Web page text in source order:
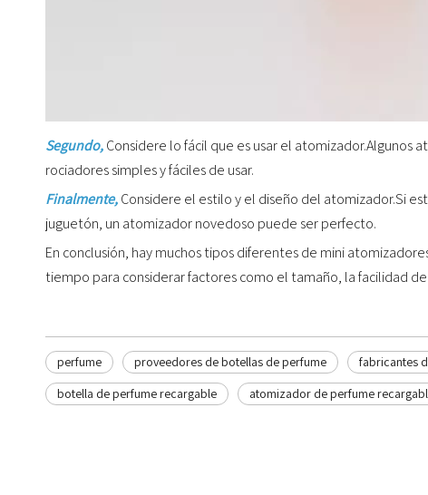
Segundo,Considere lo fácil que es usar el
rociadores simples y fáciles de usar.
Finalmente,Considere el estilo y el diseño del atomizador.Si
juguetón, un atomizador novedoso puede ser perfecto.
En conclusión, hay muchos tipos diferentes de mini
tiempo para considerar factores como el tamaño, la facilidad
perfume proveedores de botellas de perfume fabricantes
botella de perfume recargable
atomizador de perfume